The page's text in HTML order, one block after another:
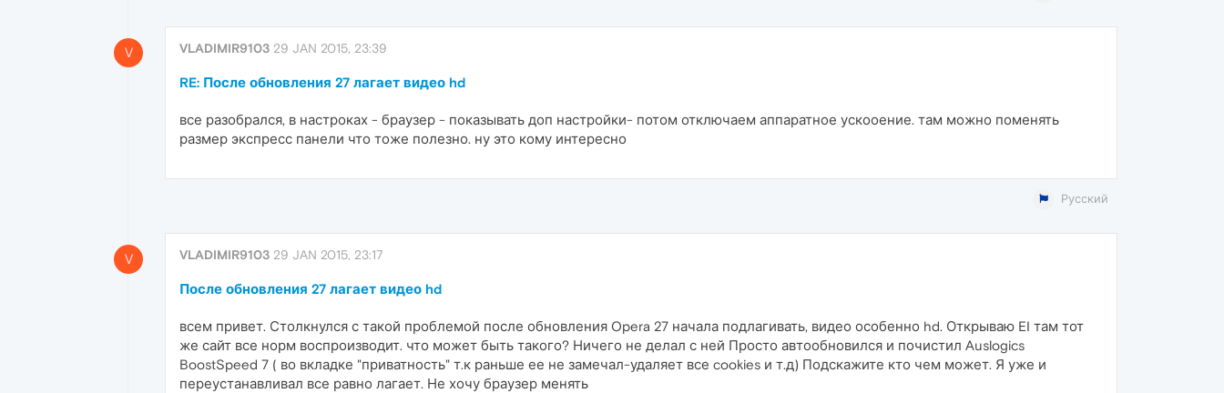
V VLADIMIR9103 29 JAN 2015, 23:39
RE: После обновления 27 лагает видео hd
все разобрался, в настроках - браузер - показывать доп настройки- потом отключаем аппаратное ускооение. там можно поменять
размер экспресс панели что тоже полезно. ну это кому интересно
Русский
V VLADIMIR9103 29 JAN 2015, 23:17
После обновления 27 лагает видео hd
всем привет. Столкнулся с такой проблемой после обновления Opera 27 начала подлагивать, видео особенно hd. Открываю EI там тот
же сайт все норм воспроизводит. что может быть такого? Ничего не делал с ней Просто автообновился и почистил Auslogics
BoostSpeed 7 ( во вкладке "приватность" т.к раньше ее не замечал-удаляет все cookies и т.д) Подскажите кто чем может. Я уже и
переустанавливал все равно лагает. Не хочу браузер менять